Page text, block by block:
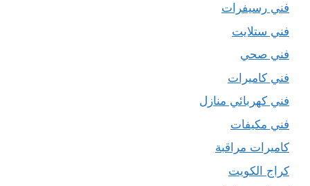
فني رسيفرات
فني ستلايت
فني صحي
فني كاميرات
فني كهربائي منازل
فني مكيفات
كاميرات مراقبة
كراج الكويت